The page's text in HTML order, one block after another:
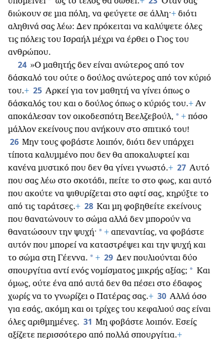
διώκουν σε μια πόλη, να φεύγετε σε άλλη·+ διότι
αληθινά σας λέω: Δεν πρόκειται να καλύψετε όλες
τις πόλεις του Ισραήλ μέχρι να έρθει ο Γιος του
ανθρώπου.
24 »Ο μαθητής δεν είναι ανώτερος από τον
δάσκαλό του ούτε ο δούλος ανώτερος από τον κύριό
του.+ 25 Αρκεί για τον μαθητή να γίνει όπως ο
δάσκαλός του και ο δούλος όπως ο κύριός του.+ Αν
αποκάλεσαν τον οικοδεσπότη Βεελζεβούλ, * + πόσο
μάλλον εκείνους που ανήκουν στο σπιτικό του!
26 Μην τους φοβάστε λοιπόν, διότι δεν υπάρχει
τίποτα καλυμμένο που δεν θα αποκαλυφτεί και
κανένα μυστικό που δεν θα γίνει γνωστό.+ 27 Αυτό
που σας λέω στο σκοτάδι, πείτε το στο φως, και αυτό
που ακούτε να ψιθυρίζεται στο αφτί σας, κηρύξτε το
από τις ταράτσες.+ 28 Και μη φοβηθείτε εκείνους
που θανατώνουν το σώμα αλλά δεν μπορούν να
θανατώσουν την ψυχή· * + απεναντίας, να φοβάστε
αυτόν που μπορεί να καταστρέψει και την ψυχή και
το σώμα στη Γέεννα. * + 29 Δεν πουλιούνται δύο
σπουργίτια αντί ενός νομίσματος μικρής αξίας; * Και
όμως, ούτε ένα από αυτά δεν θα πέσει στο έδαφος
χωρίς να το γνωρίζει ο Πατέρας σας.+ 30 Αλλά όσο
για εσάς, ακόμη και οι τρίχες του κεφαλιού σας είναι
όλες αριθμημένες. 31 Μη φοβάστε λοιπόν. Εσείς
αξίζετε περισσότερο από πολλά σπουργίτια.+